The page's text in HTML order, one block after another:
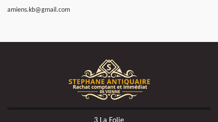
amiens.kb@gmail.com